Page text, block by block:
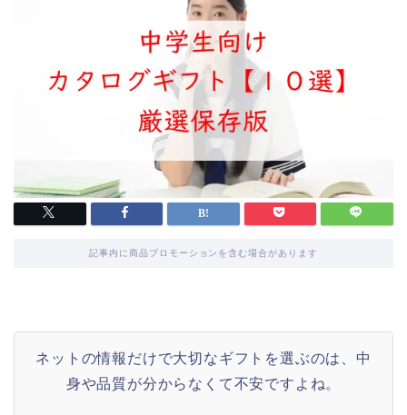
記事内に商品プロモーションを含む場合があります
ネットの情報だけで大切なギフトを選ぶのは、中
身や品質が分からなくて不安ですよね。